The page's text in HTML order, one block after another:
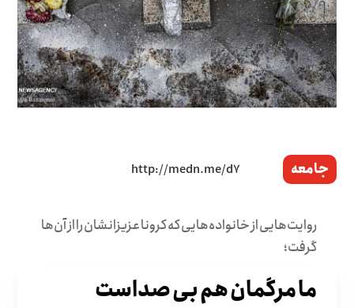
جامعه
روایت‌هایی از خانواده‌هایی که کرونا عزیزانشان را از آن‌ها
گرفت؛
ما مرگمان هم بی صداست